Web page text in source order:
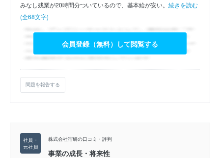
みなし残業が20時間分ついているので、基本給が安い。 続きを読む
(全68文字)
会員登録（無料）して閲覧する
問題を報告する
株式会社宿研の口コミ・評判
事業の成長・将来性